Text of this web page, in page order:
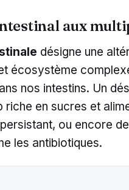
aux
désigne une
écosystème
nos intestins. Un
riche en sucres et
ou encore
les antibiotiques.